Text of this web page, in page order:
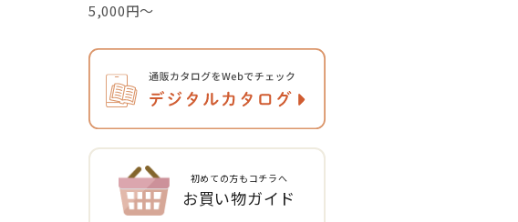
5,000円～
初めての方もコチラへ
お買い物ガイド